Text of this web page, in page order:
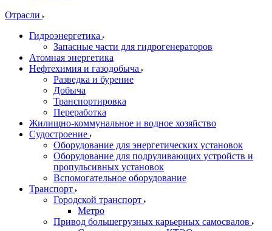
Отрасли
Гидроэнергетика
Запасные части для гидрогенераторов
Атомная энергетика
Нефтехимия и газодобыча
Разведка и бурение
Добыча
Транспортировка
Переработка
Жилищно-коммунальное и водное хозяйство
Судостроение
Оборудование для энергетических установок
Оборудование для подруливающих устройств и
пропульсивных установок
Вспомогательное оборудование
Транспорт
Городской транспорт
Метро
Привод большегрузных карьерных самосвалов